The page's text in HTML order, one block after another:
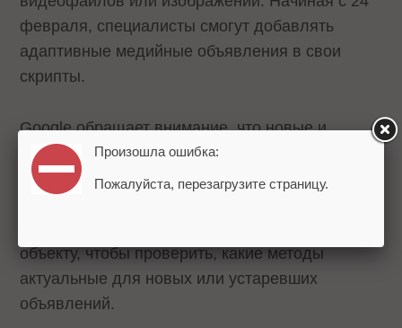
февраля, специалисты смогут добавлять
адаптивные медийные объявления в свои
скрипты.
Google обращает внимание, что новые и
старые адаптивные медийные объявления
представлены через один объект –
объекту, чтобы проверить, какие методы
актуальные для новых или устаревших
объявлений.
Произошла ошибка:
Пожалуйста, перезагрузите страницу.